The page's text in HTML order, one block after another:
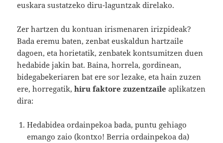
euskara sustatzeko diru-laguntzak direlako.
Zer hartzen du kontuan irismenaren irizpideak?
Bada eremu baten, zenbat euskaldun hartzaile
dagoen, eta horietatik, zenbatek kontsumitzen duen
hedabide jakin bat. Baina, horrela, gordinean,
bidegabekeriaren bat ere sor lezake, eta hain zuzen
ere, horregatik,hiru faktore zuzentzaile aplikatzen
dira:
Hedabidea ordainpekoa bada, puntu gehiago
emango zaio (kontxo! Berria ordainpekoa da)